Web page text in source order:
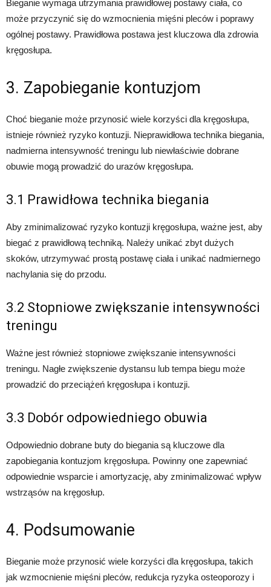
Bieganie wymaga utrzymania prawidłowej postawy ciała, co
może przyczynić się do wzmocnienia mięśni pleców i poprawy
ogólnej postawy. Prawidłowa postawa jest kluczowa dla zdrowia
kręgosłupa.
3. Zapobieganie kontuzjom
Choć bieganie może przynosić wiele korzyści dla kręgosłupa,
istnieje również ryzyko kontuzji. Nieprawidłowa technika biegania,
nadmierna intensywność treningu lub niewłaściwie dobrane
obuwie mogą prowadzić do urazów kręgosłupa.
3.1 Prawidłowa technika biegania
Aby zminimalizować ryzyko kontuzji kręgosłupa, ważne jest, aby
biegać z prawidłową techniką. Należy unikać zbyt dużych
skoków, utrzymywać prostą postawę ciała i unikać nadmiernego
nachylania się do przodu.
3.2 Stopniowe zwiększanie intensywności
treningu
Ważne jest również stopniowe zwiększanie intensywności
treningu. Nagłe zwiększenie dystansu lub tempa biegu może
prowadzić do przeciążeń kręgosłupa i kontuzji.
3.3 Dobór odpowiedniego obuwia
Odpowiednio dobrane buty do biegania są kluczowe dla
zapobiegania kontuzjom kręgosłupa. Powinny one zapewniać
odpowiednie wsparcie i amortyzację, aby zminimalizować wpływ
wstrząsów na kręgosłup.
4. Podsumowanie
Bieganie może przynosić wiele korzyści dla kręgosłupa, takich
jak wzmocnienie mięśni pleców, redukcja ryzyka osteoporozy i